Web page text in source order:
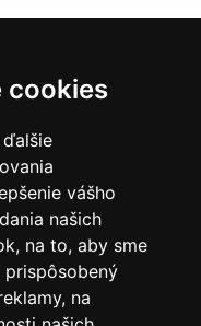
cookies
vášho
našich
na to, aby sme
na
- 11:30 hod.